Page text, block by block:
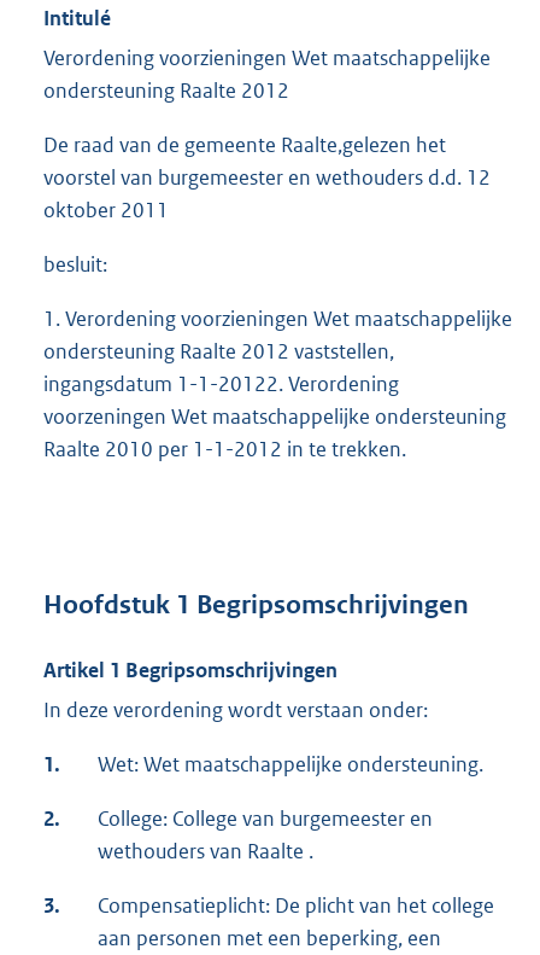
Intitulé
Verordening voorzieningen Wet maatschappelijke
ondersteuning Raalte 2012
De raad van de gemeente Raalte,gelezen het
voorstel van burgemeester en wethouders d.d. 12
oktober 2011
besluit:
1. Verordening voorzieningen Wet maatschappelijke
ondersteuning Raalte 2012 vaststellen,
ingangsdatum 1-1-20122. Verordening
voorzeningen Wet maatschappelijke ondersteuning
Raalte 2010 per 1-1-2012 in te trekken.
Hoofdstuk 1 Begripsomschrijvingen
Artikel 1 Begripsomschrijvingen
In deze verordening wordt verstaan onder:
1. Wet: Wet maatschappelijke ondersteuning.
2.
College: College van burgemeester en
wethouders van Raalte .
3.
Compensatieplicht: De plicht van het college
aan personen met een beperking, een